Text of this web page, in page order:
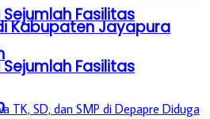
Fasilitas
Kabupaten Jayapura
Fasilitas